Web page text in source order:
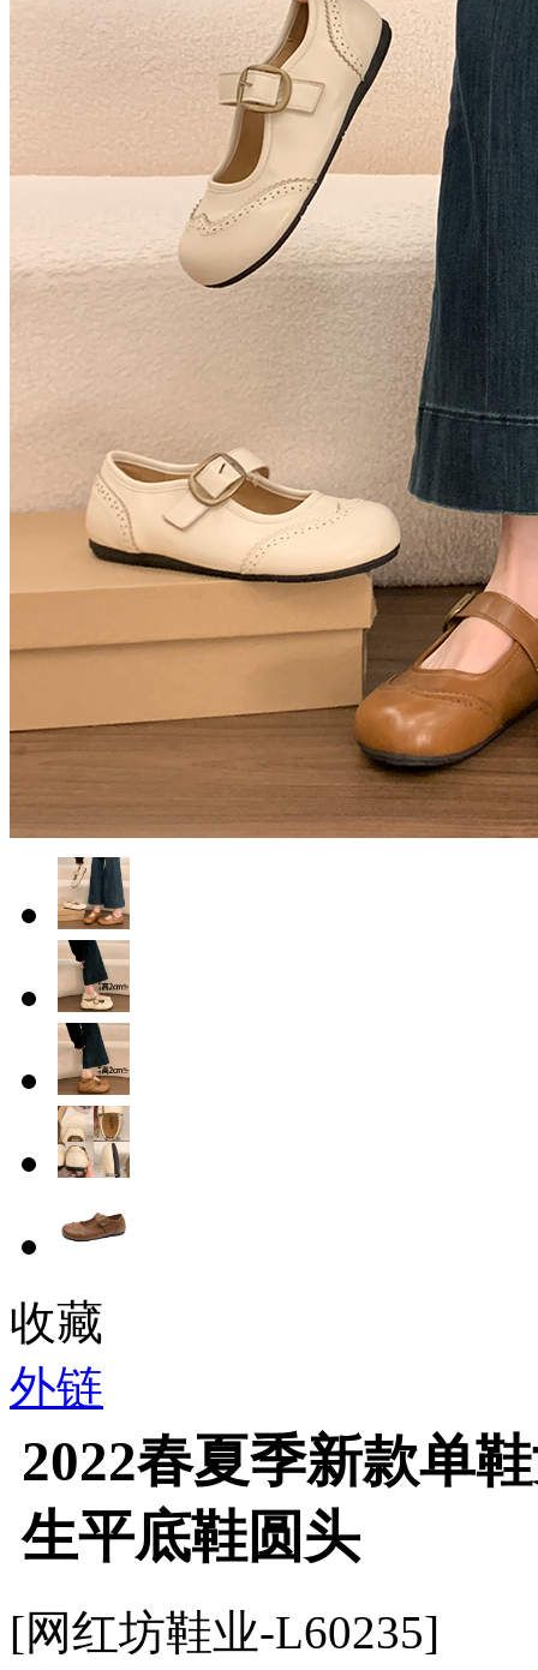
收藏
外链
2022春夏季新款单
生平底鞋圆头
[网红坊鞋业-L60235]